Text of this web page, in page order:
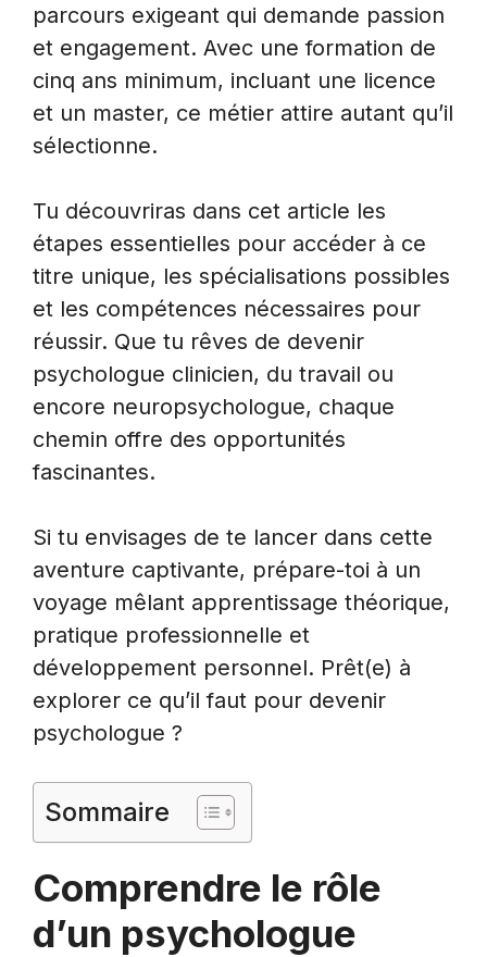
parcours exigeant qui demande passion
et engagement. Avec une formation de
cinq ans minimum, incluant une licence
et un master, ce métier attire autant qu’il
sélectionne.
Tu découvriras dans cet article les
étapes essentielles pour accéder à ce
titre unique, les spécialisations possibles
et les compétences nécessaires pour
réussir. Que tu rêves de devenir
psychologue clinicien, du travail ou
encore neuropsychologue, chaque
chemin offre des opportunités
fascinantes.
Si tu envisages de te lancer dans cette
aventure captivante, prépare-toi à un
voyage mêlant apprentissage théorique,
pratique professionnelle et
développement personnel. Prêt(e) à
explorer ce qu’il faut pour devenir
psychologue ?
Sommaire
Comprendre le rôle
d’un psychologue